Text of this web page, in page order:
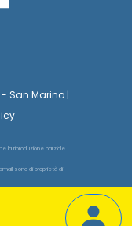
- San Marino |
la riproduzione parziale.
sono di proprietà di
copiare parte del layout